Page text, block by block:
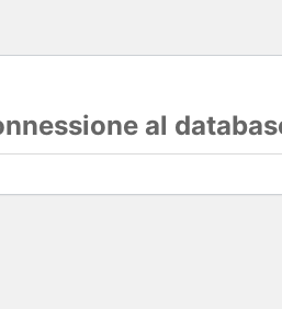
al